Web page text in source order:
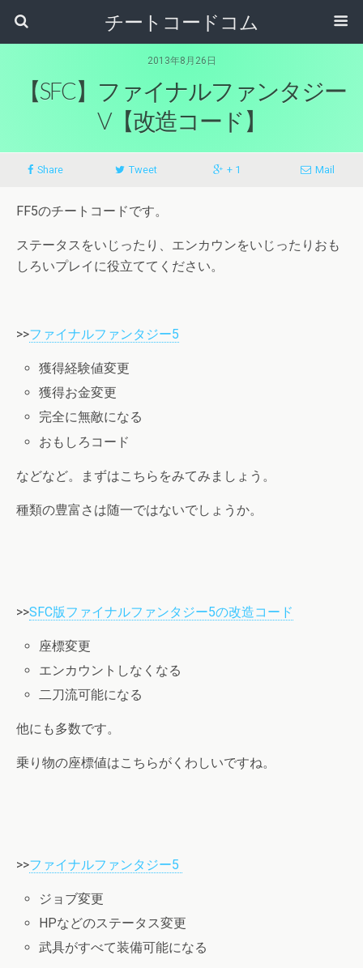
チートコードコム
2013年8月26日
【SFC】ファイナルファンタジー
V【改造コード】
Share Tweet + 1 Mail
FF5のチートコードです。
ステータスをいじったり、エンカウンをいじったりおも
しろいプレイに役立ててください。
>>ファイナルファンタジー5
獲得経験値変更
獲得お金変更
完全に無敵になる
おもしろコード
などなど。まずはこちらをみてみましょう。
種類の豊富さは随一ではないでしょうか。
>>SFC版ファイナルファンタジー5の改造コード
座標変更
エンカウントしなくなる
二刀流可能になる
他にも多数です。
乗り物の座標値はこちらがくわしいですね。
>>ファイナルファンタジー5
ジョブ変更
HPなどのステータス変更
武具がすべて装備可能になる